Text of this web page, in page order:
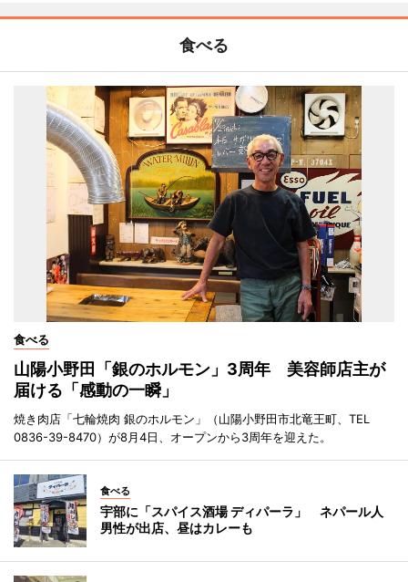
食べる
食べる
山陽小野田「銀のホルモン」3周年 美容師店主が
届ける「感動の一瞬」
焼き肉店「七輪焼肉 銀のホルモン」（山陽小野田市北竜王町、TEL
0836-39-8470）が8月4日、オープンから3周年を迎えた。
食べる
宇部に「スパイス酒場 ディパーラ」 ネパール人
男性が出店、昼はカレーも